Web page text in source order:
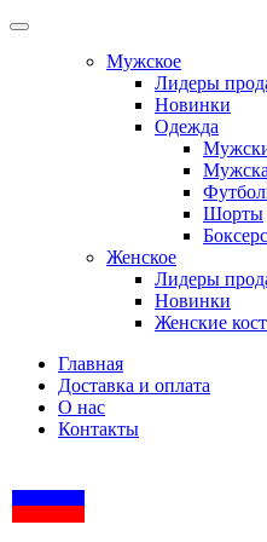
Мужское
Лидеры
Новинки
Одежда
Шорты
Женское
Лидеры
Новинки
Женские
Главная
Доставка и оплата
О нас
Контакты